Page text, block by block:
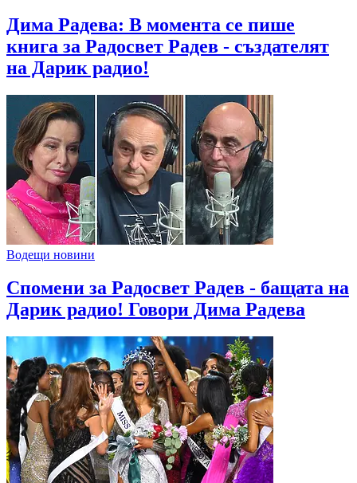
Дима Радева: В момента се пише
книга за Радосвет Радев - създателят
на Дарик радио!
Водещи новини
Спомени за Радосвет Радев - бащата на
Дарик радио! Говори Дима Радева